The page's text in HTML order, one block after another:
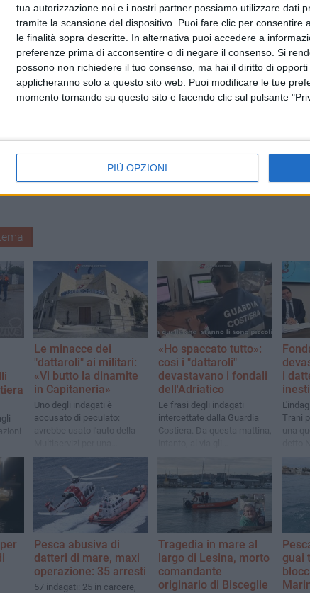
tua autorizzazione noi e i nostri partner possiamo utilizzare dati
tramite la scansione del dispositivo. Puoi fare clic per
le finalità sopra descritte. In alternativa puoi accedere a
preferenze prima di acconsentire o di negare il consenso. Si
possono non richiedere il tuo consenso, ma hai il diritto di
applicheranno solo a questo sito web. Puoi modificare le tue
momento tornando su questo sito e facendo clic sul pulsante
PIÙ OPZIONI
roccia sott'acqua, motivo per cui per pescarli è necessario
di costa» ha ricordato il Capitano di Fregata Sergio
Porto di Barletta, competente su Bisceglie.
LOCALE MARITTIMO
2026
biscegliese Domenico
entra nella Polizia di
Le minacce dei
"dattaroli" ai militari:
«Vi butto la dinamite
in Capitaneria»
Uno degli indagati è
accusato di peculato:
avrebbe usato l'auto della
consegna. Ieri i primi
interrogatori
«Ho spaccato tutto»:
così i "dattaroli"
devastavano i fondali
dell'Adriatico
Le frasi degli indagati
intercettate dalla Guardia
Costiera. Da questa mattina,
interrogatori di garanzia
i
Trani
una
è
Pesca abusiva di
datteri di mare, maxi
operazione: 35 arresti
57 indagati: 25 in carcere,
Tragedia in mare al
largo di Lesina, morto
comandante
originario di Bisceglie
guai